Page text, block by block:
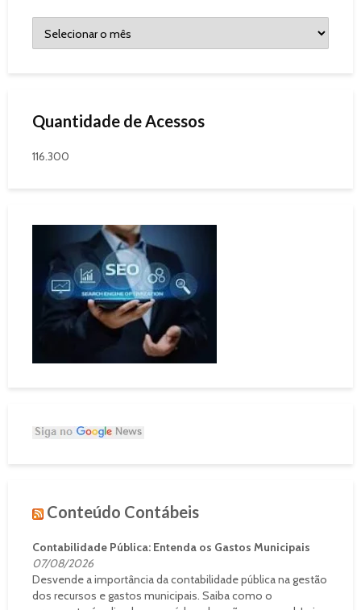
Quantidade de Acessos
116.300
Conteúdo Contábeis
Contabilidade Pública: Entenda os Gastos Municipais
07/08/2026
Desvende a importância da contabilidade pública na gestão
dos recursos e gastos municipais. Saiba como o